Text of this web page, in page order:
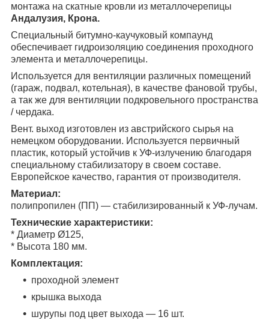
монтажа на скатные кровли из металлочерепицы
Андалузия, Крона.
Специальный битумно-каучуковый компаунд
обеспечивает гидроизоляцию соединения проходного
элемента и металлочерепицы.
Используется для вентиляции различных помещений
(гараж, подвал, котельная), в качестве фановой трубы,
а так же для вентиляции подкровельного пространства
/ чердака.
Вент. выход изготовлен из австрийского сырья на
немецком оборудовании. Используется первичный
пластик, который устойчив к УФ-излучению благодаря
специальному стабилизатору в своем составе.
Европейское качество, гарантия от производителя.
Материал:
полипропилен (ПП) — стабилизированный к УФ-лучам.
Технические характеристики:
* Диаметр Ø125,
* Высота 180 мм.
Комплектация:
проходной элемент
крышка выхода
шурупы под цвет выхода — 16 шт.